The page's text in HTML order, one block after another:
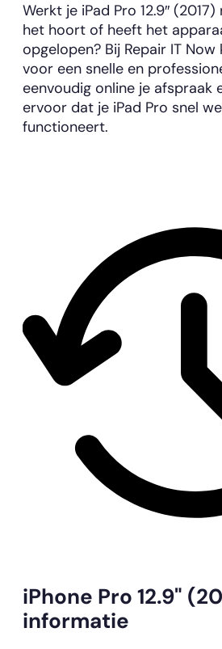
Werkt je iPad Pro 12.9″
het hoort of heeft het
opgelopen? Bij Repair IT
voor een snelle en
eenvoudig online je afspraak
ervoor dat je iPad Pro snel
functioneert.
iPhone Pro 12.9"
informatie